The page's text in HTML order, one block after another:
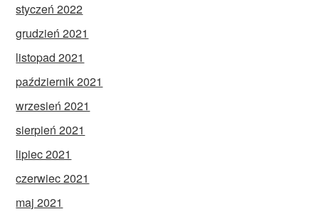
styczeń 2022
grudzień 2021
listopad 2021
październik 2021
wrzesień 2021
sierpień 2021
lipiec 2021
czerwiec 2021
maj 2021